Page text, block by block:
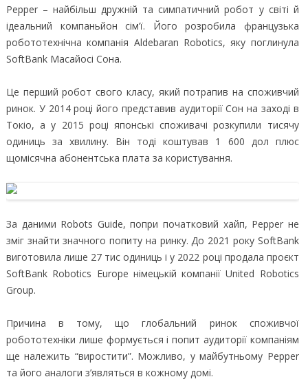
Pepper – найбільш дружній та симпатичний робот у світі й
ідеальний компаньйон сім’ї. Його розробила французька
робототехнічна компанія Aldebaran Robotics, яку поглинула
SoftBank Масайосі Сона.
Це перший робот свого класу, який потрапив на споживчий
ринок. У 2014 році його представив аудиторії Сон на заході в
Токіо, а у 2015 році японські споживачі розкупили тисячу
одиниць за хвилину. Він тоді коштував 1 600 дол плюс
щомісячна абонентська плата за користування.
За даними Robots Guide, попри початковий хайп, Pepper не
зміг знайти значного попиту на ринку. До 2021 року SoftBank
виготовила лише 27 тис одиниць і у 2022 році продала проєкт
SoftBank Robotics Europe німецькій компанії United Robotics
Group.
Причина в тому, що глобальний ринок споживчої
робототехніки лише формується і попит аудиторії компаніям
ще належить “виростити”. Можливо, у майбутньому Pepper
та його аналоги з’являться в кожному домі.